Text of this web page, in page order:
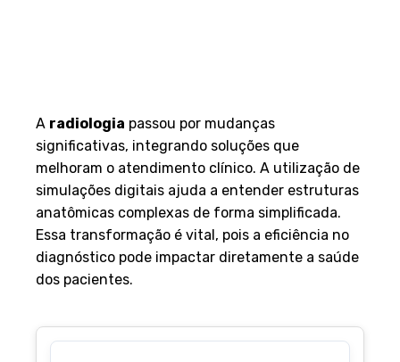
A radiologia passou por mudanças
significativas, integrando soluções que
melhoram o atendimento clínico. A utilização de
simulações digitais ajuda a entender estruturas
anatômicas complexas de forma simplificada.
Essa transformação é vital, pois a eficiência no
diagnóstico pode impactar diretamente a saúde
dos pacientes.